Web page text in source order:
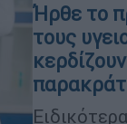
Ήρθε το
τους